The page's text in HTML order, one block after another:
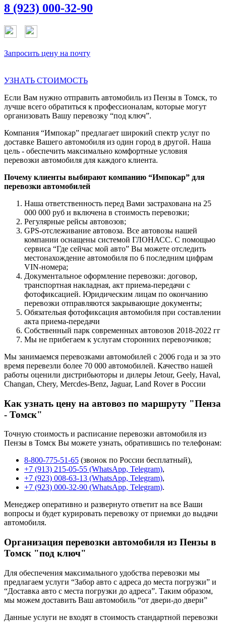
8 (923) 000-32-90
Запросить цену на почту
УЗНАТЬ СТОИМОСТЬ
Если Вам нужно отправить автомобиль из Пензы в Томск, то
лучше всего обратиться к профессионалам, которые могут
организовать Вашу перевозку “под ключ”.
Компания “Импокар” предлагает широкий спектр услуг по
доставке Вашего автомобиля из один город в другой. Наша
цель - обеспечить максимально комфортные условия
перевозки автомобиля для каждого клиента.
Почему клиенты выбирают компанию “Импокар” для
перевозки автомобилей
Наша ответственность перед Вами застрахована на 25
000 000 руб и включена в стоимость перевозки;
Регулярные рейсы автовозов;
GPS-отслеживание автовоза. Все автовозы нашей
компании оснащены системой ГЛОНАСС. С помощью
сервиса “Где сейчас мой авто” Вы можете отследить
местонахождение автомобиля по 6 последним цифрам
VIN-номера;
Документальное оформление перевозки: договор,
транспортная накладная, акт приема-передачи с
фотофиксацией. Юридическим лицам по окончанию
перевозки отправляются закрывающие документы;
Обязательая фотофиксация автомобиля при составлении
акта приема-передачи
Собственный парк современных автовозов 2018-2022 гг
Мы не прибегаем к услугам сторонних перевозчиков;
Мы занимаемся перевозками автомобилей с 2006 года и за это
время перевезли более 70 000 автомобилей. Качество нашей
работы оценили дистрибьюторы и дилеры Jetour, Geely, Haval,
Changan, Chery, Mercdes-Benz, Jaguar, Land Rover в России
Как узнать цену на автовоз по маршруту "Пенза
- Томск"
Точную стоимость и расписание перевозки автомобиля из
Пензы в Томск Вы можете узнать, обратившись по телефонам:
8-800-775-51-65 (звонок по России бесплатный),
+7 (913) 215-05-55 (WhatsApp, Telegram),
+7 (923) 008-63-13 (WhatsApp, Telegram),
+7 (923) 000-32-90 (WhatsApp, Telegram).
Менеджер оперативно и развернуто ответит на все Ваши
вопросы и будет курировать перевозку от приемки до выдачи
автомобиля.
Организация перевозки автомобиля из Пензы в
Томск "под ключ"
Для обеспечения максимального удобства перевозки мы
предлагаем услуги “Забор авто с адреса до места погрузки” и
“Доставка авто с места погрузки до адреса”. Таким образом,
мы можем доставить Ваш автомобиль “от двери-до двери”
Данные услуги не входят в стоимость стандартной перевозки